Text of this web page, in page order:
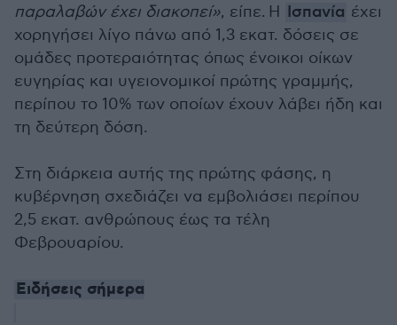
παραλαβών έχει διακοπεί», είπε. Η Ισπανία έχει
χορηγήσει λίγο πάνω από 1,3 εκατ. δόσεις σε
ομάδες προτεραιότητας όπως ένοικοι οίκων
ευγηρίας και υγειονομικοί πρώτης γραμμής,
περίπου το 10% των οποίων έχουν λάβει ήδη και
τη δεύτερη δόση.
Στη διάρκεια αυτής της πρώτης φάσης, η
κυβέρνηση σχεδιάζει να εμβολιάσει περίπου
2,5 εκατ. ανθρώπους έως τα τέλη
Φεβρουαρίου.
Ειδήσεις σήμερα